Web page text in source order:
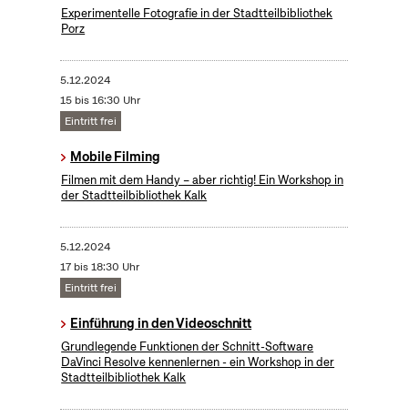
Experimentelle Fotografie in der Stadtteilbibliothek
Porz
5.12.2024
15 bis 16:30 Uhr
Eintritt frei
Mobile Filming
Filmen mit dem Handy – aber richtig! Ein Workshop in
der Stadtteilbibliothek Kalk
5.12.2024
17 bis 18:30 Uhr
Eintritt frei
Einführung in den Videoschnitt
Grundlegende Funktionen der Schnitt-Software
DaVinci Resolve kennenlernen - ein Workshop in der
Stadtteilbibliothek Kalk